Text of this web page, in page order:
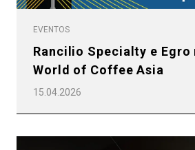
EVENTOS
Rancilio Specialty e Egro
World of Coffee Asia
15.04.2026